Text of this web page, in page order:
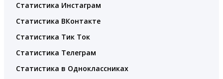
Статистика Инстаграм
Статистика ВКонтакте
Статистика Тик Ток
Статистика Телеграм
Статистика в Одноклассниках